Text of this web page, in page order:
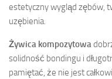
estetyczny wygląd zębów,
uzębienia.
Żywica kompozytowa
solidność bondingu i
pamiętać, że nie jest